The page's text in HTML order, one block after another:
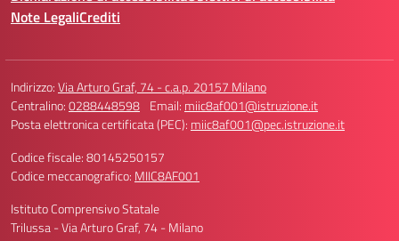
Note LegaliCrediti
Indirizzo:Via Arturo Graf, 74 - c.a.p. 20157 Milano
Centralino:0288448598 Email: miic8af001@istruzione.it
Posta elettronica certificata (PEC): miic8af001@pec.istruzione.it
Codice fiscale: 80145250157
Codice meccanografico: MIIC8AF001
Istituto Comprensivo Statale
Trilussa - Via Arturo Graf, 74 - Milano